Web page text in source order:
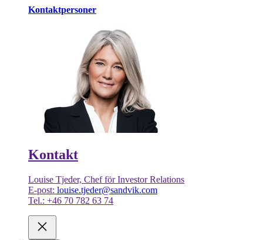
Kontaktpersoner
Kontakt
Louise Tjeder, Chef för Investor Relations
E-post: louise.tjeder@sandvik.com
Tel.: +46 70 782 63 74